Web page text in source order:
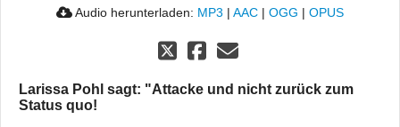
Audio herunterladen: MP3 | AAC | OGG | OPUS
Larissa Pohl sagt: "Attacke und nicht zurück zum
Status quo!